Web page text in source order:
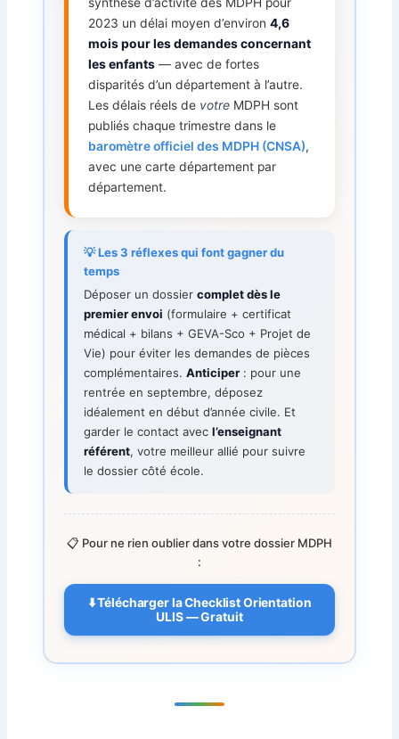
2023 un délai moyen d’environ 4,6
mois pour les demandes concernant
les enfants— avec de fortes
disparités d’un département à l’autre.
Les délais réels de votreMDPH sont
publiés chaque trimestre dans le
baromètre officiel des MDPH (CNSA),
avec une carte département par
département.
💡 Les 3 réflexes qui font gagner du
temps
Déposer un dossiercomplet dès le
premier envoi (formulaire + certificat
médical + bilans + GEVA-Sco + Projet de
Vie) pour éviter les demandes de pièces
complémentaires.Anticiper: pour une
rentrée en septembre, déposez
idéalement en début d’année civile. Et
garder le contact avecl’enseignant
référent, votre meilleur allié pour suivre
le dossier côté école.
📋 Pour ne rien oublier dans votre dossier MDPH
:
⬇️ Télécharger la Checklist Orientation
ULIS — Gratuit